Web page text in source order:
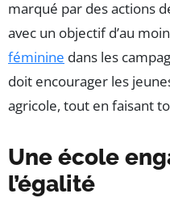
marqué par des actions
avec un objectif d’au
féminine dans les
doit encourager les
agricole, tout en faisant
Une école
l’égalité